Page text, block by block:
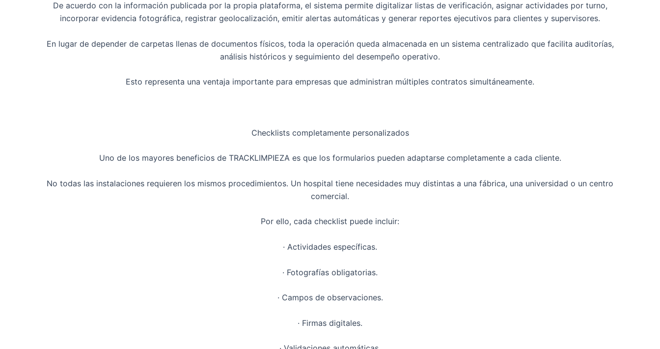
De acuerdo con la información publicada por la propia plataforma, el sistema permite digitalizar listas de verificación, asignar actividades por turno,
incorporar evidencia fotográfica, registrar geolocalización, emitir alertas automáticas y generar reportes ejecutivos para clientes y supervisores.
En lugar de depender de carpetas llenas de documentos físicos, toda la operación queda almacenada en un sistema centralizado que facilita auditorías,
análisis históricos y seguimiento del desempeño operativo.
Esto representa una ventaja importante para empresas que administran múltiples contratos simultáneamente.
Checklists completamente personalizados
Uno de los mayores beneficios de TRACKLIMPIEZA es que los formularios pueden adaptarse completamente a cada cliente.
No todas las instalaciones requieren los mismos procedimientos. Un hospital tiene necesidades muy distintas a una fábrica, una universidad o un centro
comercial.
Por ello, cada checklist puede incluir:
· Actividades específicas.
· Fotografías obligatorias.
· Campos de observaciones.
· Firmas digitales.